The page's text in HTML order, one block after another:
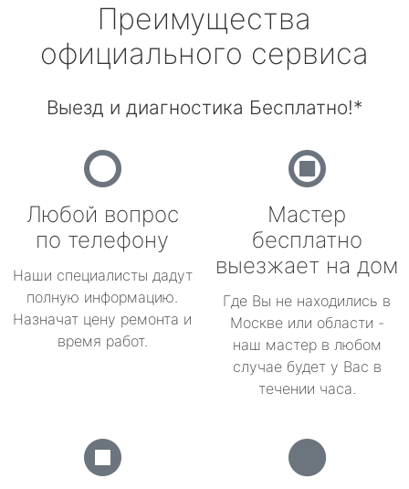
Преимущества
официального сервиса
Выезд и диагностика Бесплатно!*
Любой вопрос
по телефону
Наши специалисты дадут
полную информацию.
Назначат цену ремонта и
время работ.
Мастер
бесплатно
выезжает на дом
Где Вы не находились в
Москве или области -
наш мастер в любом
случае будет у Вас в
течении часа.